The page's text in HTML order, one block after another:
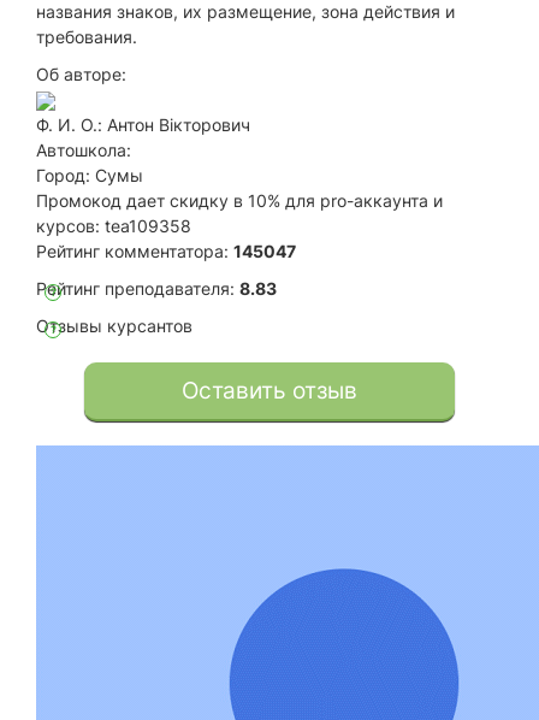
названия знаков, их размещение, зона действия и
требования.
Об авторе:
Ф. И. О.: Антон Вікторович
Автошкола:
Город: Сумы
Промокод дает скидку в 10% для pro-аккаунта и
курсов: tea109358
Рейтинг комментатора: 145047
?
Рейтинг преподавателя: 8.83
?
Отзывы курсантов
Оставить отзыв